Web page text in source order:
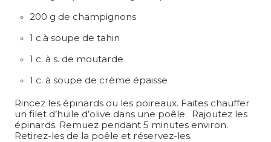
200 g de champignons
1 c.à soupe de tahin
1 c. à s. de moutarde
1 c. à soupe de crème épaisse
Rincez les épinards ou les poireaux. Faites chauffer
un filet d’huile d’olive dans une poêle. Rajoutez les
épinards. Remuez pendant 5 minutes environ.
Retirez-les de la poêle et réservez-les.